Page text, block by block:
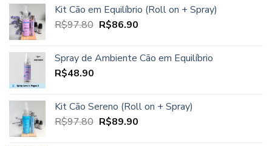
original
era:
atual
é:
Kit Cão em Equilíbrio (Roll on + Spray)
R$97.80 O
era:
R$86.90O
é:
Spray de Ambiente Cão em Equilíbrio
R$48.90
Kit Cão Sereno (Roll on + Spray)
R$97.80 O
R$89.90O